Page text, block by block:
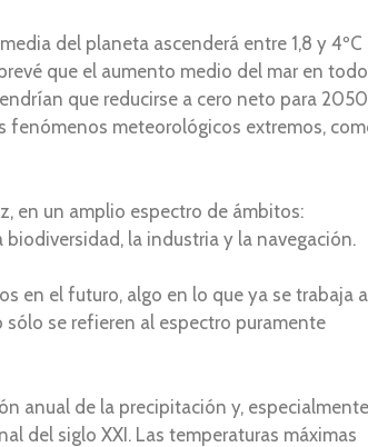
del planeta ascenderá entre 1,8 y 4ºC
que el aumento medio del mar en todo
que reducirse a cero neto para
fenómenos meteorológicos extremos,
en un amplio espectro de ámbitos:
la industria y la navegación.
en el futuro, algo en lo que ya se trabaja a
se refieren al espectro puramente
anual de la precipitación y,
del siglo XXI. Las temperaturas máximas